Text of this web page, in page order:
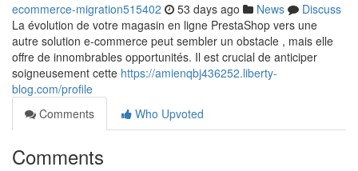
ecommerce-migration515402 53 days ago News
Discuss
La évolution de votre magasin en ligne PrestaShop vers une
autre solution e-commerce peut sembler un obstacle , mais elle
offre de innombrables opportunités. Il est crucial de anticiper
soigneusement cette https://amienqbj436252.liberty-
blog.com/profile
Comments
Who Upvoted
Comments